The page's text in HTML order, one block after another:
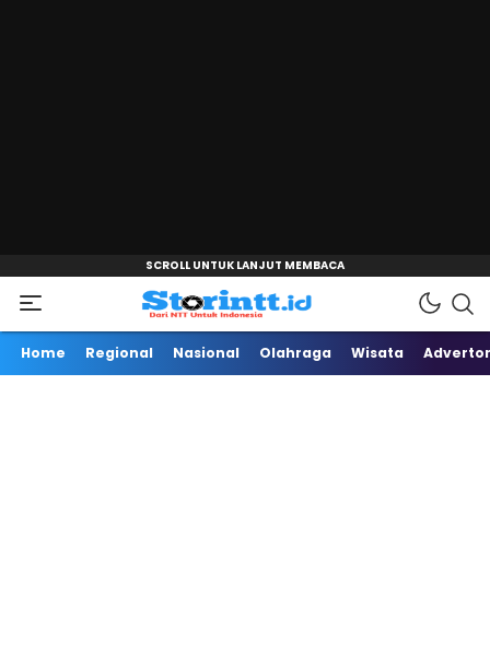
"
Storintt
Dari NTT Untuk Indonesia
Home Regional Nasional Olahraga Wisata